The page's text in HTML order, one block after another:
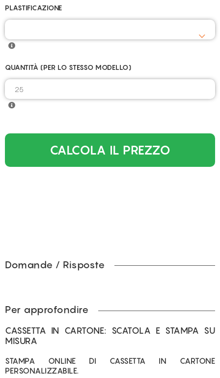
PLASTIFICAZIONE
QUANTITÀ (PER LO STESSO MODELLO)
CALCOLA IL PREZZO
Domande / Risposte
Per approfondire
CASSETTA IN CARTONE: SCATOLA E STAMPA SU
MISURA
STAMPA ONLINE DI CASSETTA IN CARTONE
PERSONALIZZABILE.